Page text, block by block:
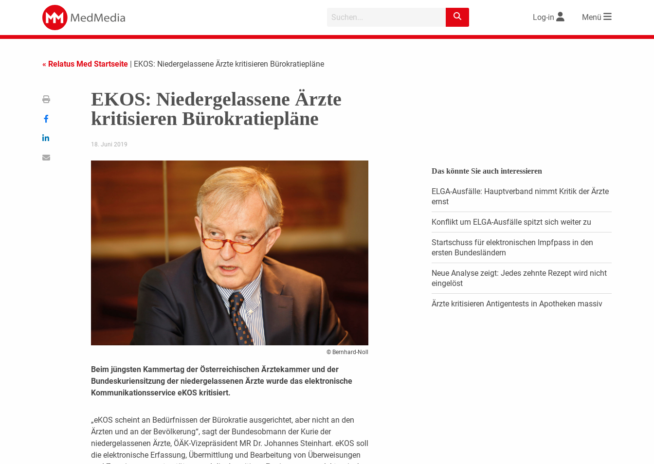
Log-in Menü
« Relatus Med Startseite | EKOS: Niedergelassene Ärzte kritisieren Bürokratiepläne
EKOS: Niedergelassene Ärzte
kritisieren Bürokratiepläne
18. Juni 2019
© Bernhard-Noll
Beim jüngsten Kammertag der Österreichischen Ärztekammer und der
Bundeskuriensitzung der niedergelassenen Ärzte wurde das elektronische
Kommunikationsservice eKOS kritisiert.
„eKOS scheint an Bedürfnissen der Bürokratie ausgerichtet, aber nicht an den
Ärzten und an der Bevölkerung“, sagt der Bundesobmann der Kurie der
niedergelassenen Ärzte, ÖÄK-Vizepräsident MR Dr. Johannes Steinhart. eKOS soll
die elektronische Erfassung, Übermittlung und Bearbeitung von Überweisungen
Das könnte Sie auch interessieren
ELGA-Ausfälle: Hauptverband nimmt Kritik der Ärzte
ernst
Konflikt um ELGA-Ausfälle spitzt sich weiter zu
Startschuss für elektronischen Impfpass in den
ersten Bundesländern
Neue Analyse zeigt: Jedes zehnte Rezept wird nicht
eingelöst
Ärzte kritisieren Antigentests in Apotheken massiv